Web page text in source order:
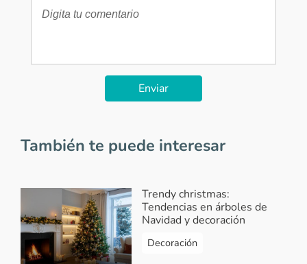
Enviar
También te puede interesar
Trendy christmas:
Tendencias en árboles de
Navidad y decoración
Decoración